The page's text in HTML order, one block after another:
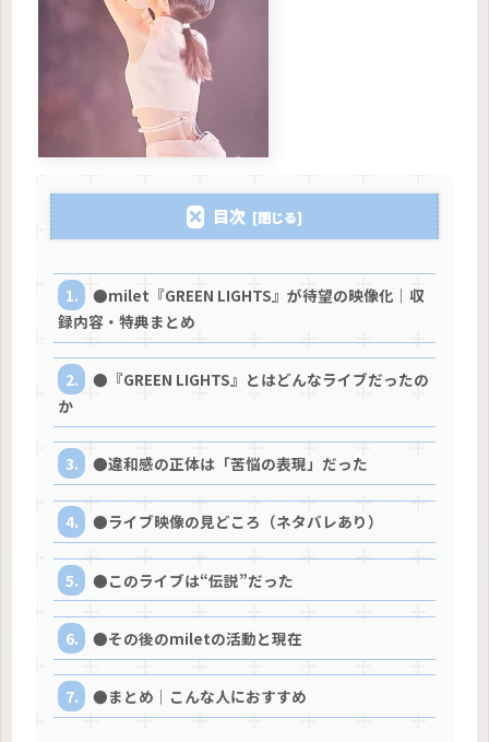
目次
●milet『GREEN LIGHTS』が待望の映像化｜収
録内容・特典まとめ
●『GREEN LIGHTS』とはどんなライブだったの
か
●違和感の正体は「苦悩の表現」だった
●ライブ映像の見どころ（ネタバレあり）
●このライブは“伝説”だった
●その後のmiletの活動と現在
●まとめ｜こんな人におすすめ